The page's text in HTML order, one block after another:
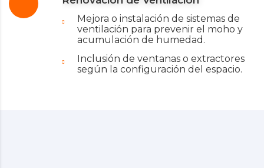
Mejora o instalación de sistemas de
ventilación para prevenir el moho y
acumulación de humedad.
Inclusión de ventanas o extractores
según la configuración del espacio.